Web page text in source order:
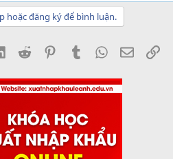
hoặc đăng ký để bình luận.
LinkedInReddit PinterestTumblrWhatsApp
Email